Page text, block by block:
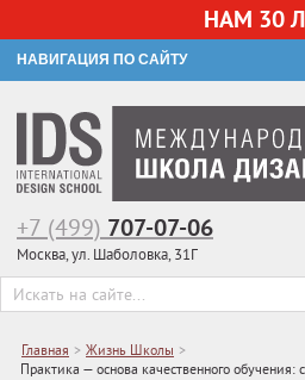
НАМ 30
НАВИГАЦИЯ ПО САЙТУ
+7 (499) 707-07-06
Москва, ул. Шаболовка, 31Г
Главная > Жизнь Школы >
Практика — основа качественного